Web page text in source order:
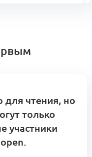
для чтения, но
только
участники